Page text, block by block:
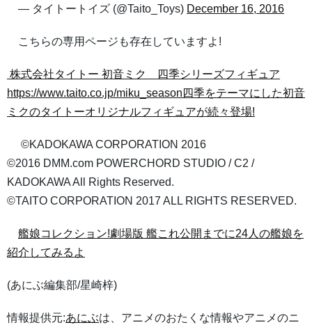
— タイトートイズ (@Taito_Toys) December 16, 2016
こちらの専用ページも存在していますよ!
株式会社タイトー 初音ミク 四季シリーズフィギュア
https://www.taito.co.jp/miku_season四季をテーマにした初音
ミクのタイトーオリジナルフィギュアが続々登場!
©KADOKAWA CORPORATION 2016
©2016 DMM.com POWERCHORD STUDIO / C2 /
KADOKAWA All Rights Reserved.
©TAITO CORPORATION 2017 ALL RIGHTS RESERVED.
艦娘コレクション!劇場版 艦これ公開までに24人の艦娘を
紹介してみるよ
(あにぶ編集部/星崎梓)
情報提供元:あにぶは、アニメのおたくな情報やアニメのニ